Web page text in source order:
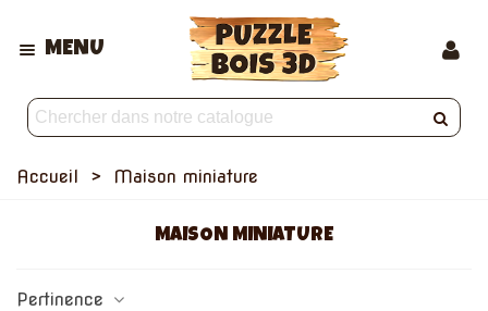
MENU
Accueil > Maison miniature
MAISON MINIATURE
Pertinence